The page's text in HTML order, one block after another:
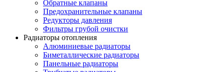
Обратные клапаны
Предохранительные клапаны
Редукторы давления
Фильтры грубой очистки
Радиаторы отопления
Алюминиевые радиаторы
Биметаллические радиаторы
Панельные радиаторы